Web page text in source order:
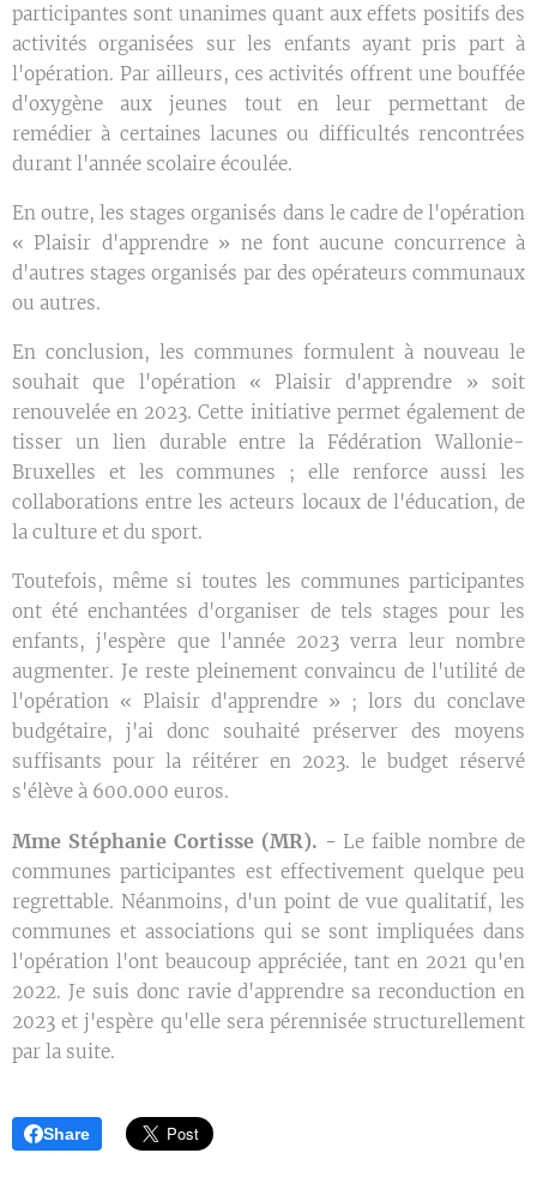
participantes sont unanimes quant aux effets positifs des
activités organisées sur les enfants ayant pris part à
l'opération. Par ailleurs, ces activités offrent une bouffée
d'oxygène aux jeunes tout en leur permettant de
remédier à certaines lacunes ou difficultés rencontrées
durant l'année scolaire écoulée.
En outre, les stages organisés dans le cadre de l'opération
« Plaisir d'apprendre » ne font aucune concurrence à
d'autres stages organisés par des opérateurs communaux
ou autres.
En conclusion, les communes formulent à nouveau le
souhait que l'opération « Plaisir d'apprendre » soit
renouvelée en 2023. Cette initiative permet également de
tisser un lien durable entre la Fédération Wallonie-
Bruxelles et les communes ; elle renforce aussi les
collaborations entre les acteurs locaux de l'éducation, de
la culture et du sport.
Toutefois, même si toutes les communes participantes
ont été enchantées d'organiser de tels stages pour les
enfants, j'espère que l'année 2023 verra leur nombre
augmenter. Je reste pleinement convaincu de l'utilité de
l'opération « Plaisir d'apprendre » ; lors du conclave
budgétaire, j'ai donc souhaité préserver des moyens
suffisants pour la réitérer en 2023. le budget réservé
s'élève à 600.000 euros.
Mme Stéphanie Cortisse (MR). - Le faible nombre de
communes participantes est effectivement quelque peu
regrettable. Néanmoins, d'un point de vue qualitatif, les
communes et associations qui se sont impliquées dans
l'opération l'ont beaucoup appréciée, tant en 2021 qu'en
2022. Je suis donc ravie d'apprendre sa reconduction en
2023 et j'espère qu'elle sera pérennisée structurellement
par la suite.
Share